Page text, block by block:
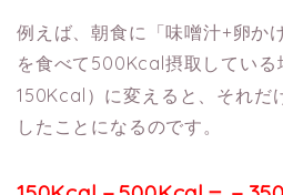
例えば、朝食に「味噌汁+卵か
を食べて500Kcal摂取している
150Kcal）に変えると、それだ
したことになるのです。